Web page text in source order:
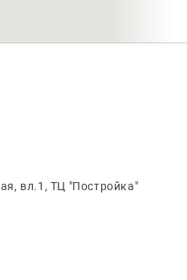
вл.1, ТЦ "Постройка"